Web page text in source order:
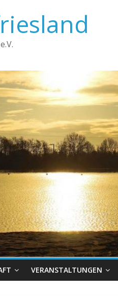
VERANSTALTUNGEN